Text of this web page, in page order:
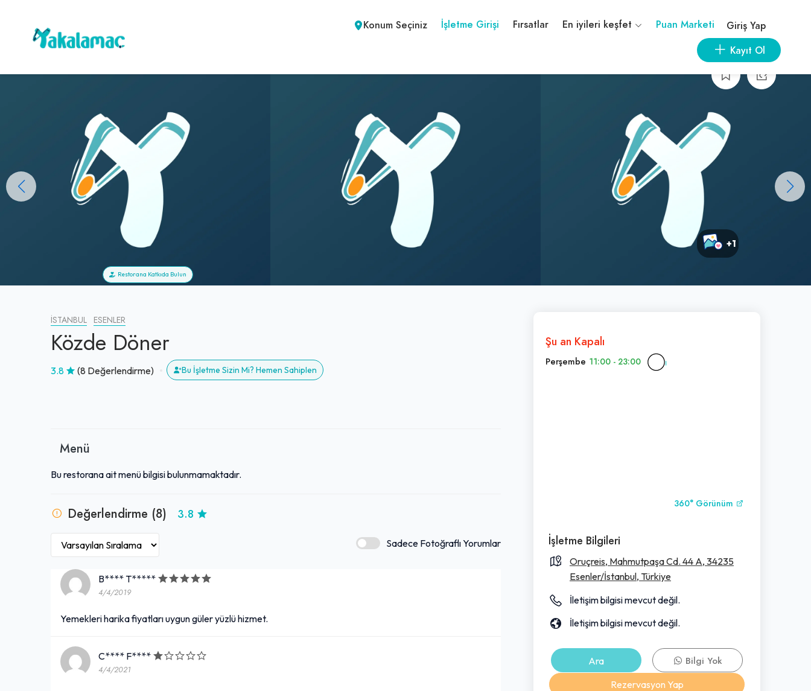
Konum Seçiniz İşletme Girişi Fırsatlar En iyileri keşfet Puan Marketi
Giriş Yap
Kayıt Ol
+1
Restorana Katkıda Bulun
İSTANBUL ESENLER
Közde Döner
3.8 (8 Değerlendirme) Bu İşletme Sizin Mi? Hemen Sahiplen
Menü
Bu restorana ait menü bilgisi bulunmamaktadır.
Değerlendirme (8) 3.8
Sadece Fotoğraflı Yorumlar
B**** T*****
4/4/2019
Yemekleri harika fiyatları uygun güler yüzlü hizmet.
C**** F****
4/4/2021
Şu an Kapalı
Perşembe 11:00 - 23:00
360° Görünüm
İşletme Bilgileri
Oruçreis, Mahmutpaşa Cd. 44 A, 34235
Esenler/İstanbul, Türkiye
İletişim bilgisi mevcut değil.
İletişim bilgisi mevcut değil.
Ara
Bilgi Yok
Rezervasyon Yap